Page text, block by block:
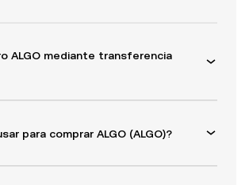
ALGO mediante transferencia
para comprar ALGO (ALGO)?